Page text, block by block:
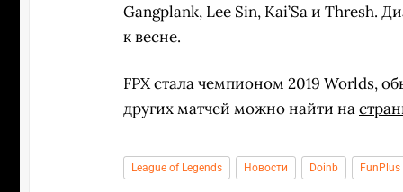
Gangplank, Lee Sin, Kai’Sa и Thresh.
к весне.
FPX стала чемпионом 2019 Worlds,
других матчей можно найти на
League of Legends Новости Doinb